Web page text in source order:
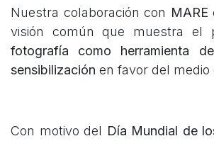
Nuestra colaboración con MARE
visión común que muestra el
fotografía como herramienta
sensibilización en favor del medio
Con motivo del Día Mundial de